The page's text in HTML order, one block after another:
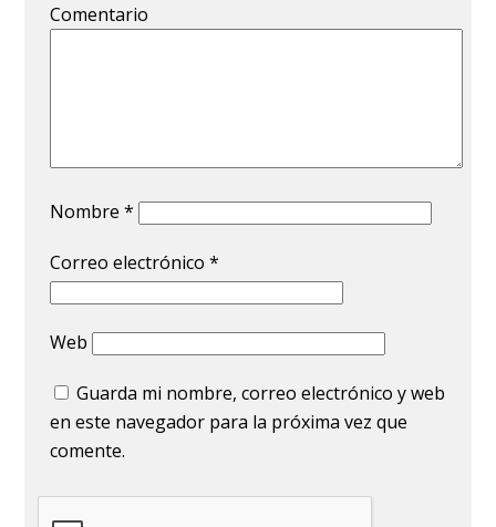
Comentario
Nombre*
Correo electrónico*
Web
Guarda mi nombre, correo electrónico y web
en este navegador para la próxima vez que
comente.